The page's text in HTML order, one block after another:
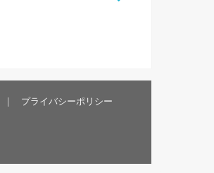
プライバシーポリシー